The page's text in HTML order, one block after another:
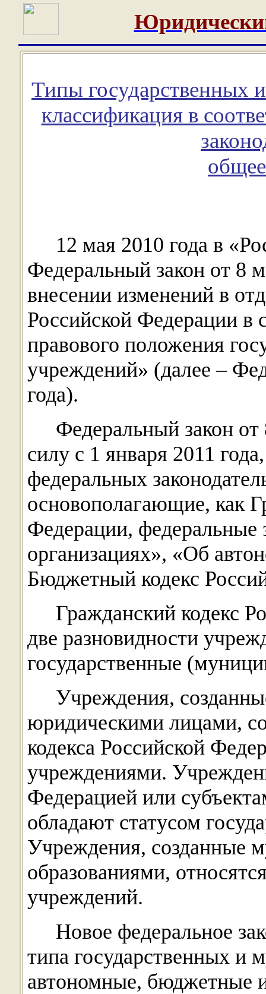
Типы государственных
классификация в
12 мая 2010 года в
Федеральный закон от 8
внесении изменений в
Российской Федерации в
правового положения
учреждений» (далее –
года).
Федеральный закон
силу с 1 января 2011
федеральных
основополагающие, как
Федерации, федеральные
организациях», «Об
Бюджетный кодекс
Гражданский кодекс
две разновидности
государственные
Учреждения,
юридическими лицами,
кодекса Российской
учреждениями.
Федерацией или
обладают статусом
Учреждения, созданные
образованиями,
учреждений.
Новое федеральное
типа государственных и
автономные, бюджетные